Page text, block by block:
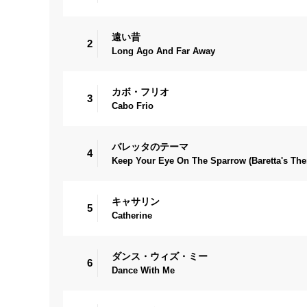
2
遠い昔
Long Ago And Far Away
3
カボ・フリオ
Cabo Frio
4
バレッタのテーマ
Keep Your Eye On The Sparrow (Baretta's
5
キャサリン
Catherine
6
ダンス・ウィズ・ミー
Dance With Me